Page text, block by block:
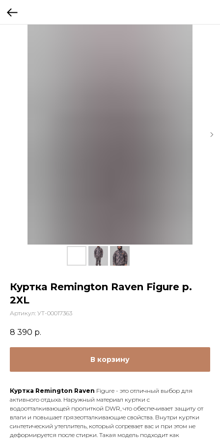
Куртка Remington Raven Figure р.
2XL
Артикул: УТ-00017363
8 390 р.
В корзину
Куртка Remington Raven Figure - это отличный выбор для
активного отдыха. Наружный материал куртки с
водоотталкивающей пропиткой DWR, что обеспечивает защиту от
влаги и повышает грязеотталкивающие свойства. Внутри куртки
синтетический утеплитель, который согревает вас и при этом не
деформируется после стирки. Такая модель подходит как